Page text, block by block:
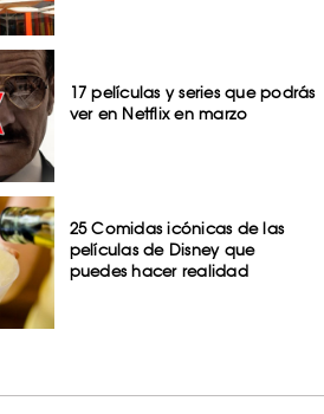
17 películas y series que podrás
ver en Netflix en marzo
25 Comidas icónicas de las
películas de Disney que
puedes hacer realidad